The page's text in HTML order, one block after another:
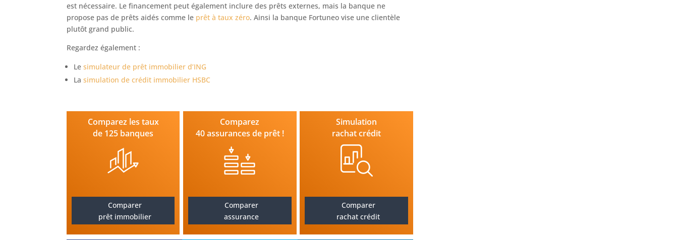
est nécessaire. Le financement peut également inclure des prêts externes, mais la banque ne
propose pas de prêts aidés comme le prêt à taux zéro. Ainsi la banque Fortuneo vise une clientèle
plutôt grand public.
Regardez également :
Le simulateur de prêt immobilier d’ING
La simulation de crédit immobilier HSBC
Comparez les taux
de 125 banques
Comparer
prêt immobilier
Comparez
40 assurances de prêt !
Comparer
assurance
Simulation
rachat crédit
Comparer
rachat crédit